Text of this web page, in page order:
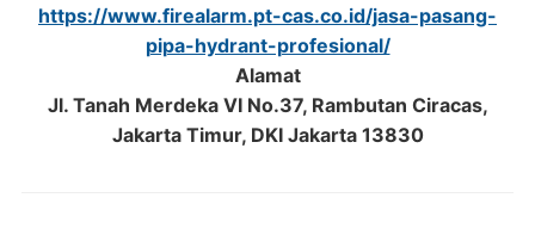
https://www.firealarm.pt-cas.co.id/jasa-pasang-
pipa-hydrant-profesional/
Alamat
Jl. Tanah Merdeka VI No.37, Rambutan Ciracas,
Jakarta Timur, DKI Jakarta 13830